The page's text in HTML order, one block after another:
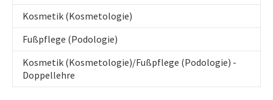
Kosmetik (Kosmetologie)
Fußpflege (Podologie)
Kosmetik (Kosmetologie)/Fußpflege (Podologie) -
Doppellehre